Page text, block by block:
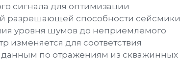
сигнала для оптимизации
разрешающей способности сейсмики
уровня шумов до неприемлемого
изменяется для соответствия
по отражениям из скважинных